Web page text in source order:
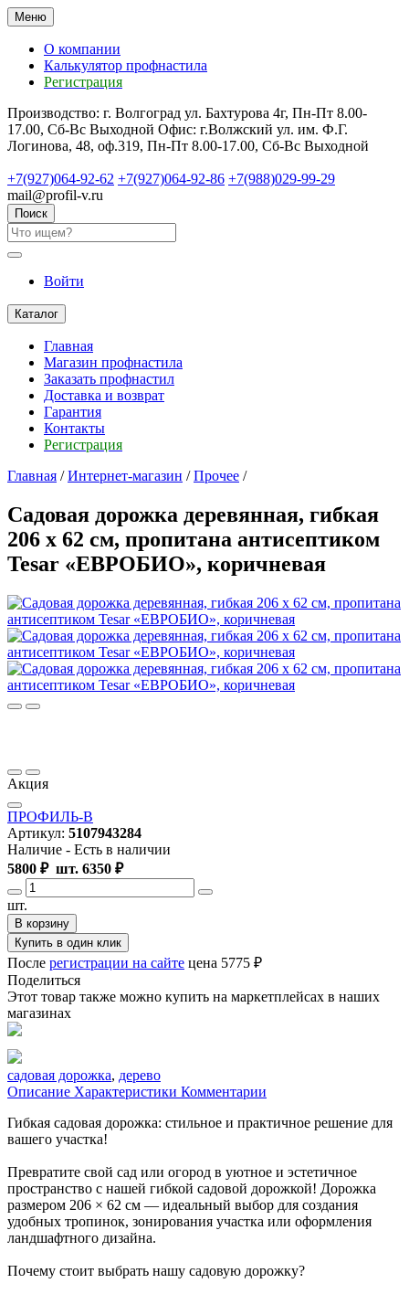
Меню
О компании
Калькулятор профнастила
Регистрация
Производство: г. Волгоград ул. Бахтурова 4г, Пн-Пт 8.00-
17.00, Сб-Вс Выходной Офис: г.Волжский ул. им. Ф.Г.
Логинова, 48, оф.319, Пн-Пт 8.00-17.00, Сб-Вс Выходной
+7(927)064-92-62 +7(927)064-92-86 +7(988)029-99-29
mail@profil-v.ru
Поиск
Войти
Каталог
Главная
Магазин профнастила
Заказать профнастил
Доставка и возврат
Гарантия
Контакты
Регистрация
Главная / Интернет-магазин / Прочее /
Садовая дорожка деревянная, гибкая
206 х 62 см, пропитана антисептиком
Tesar «ЕВРОБИО», коричневая
Акция
ПРОФИЛЬ-В
Артикул: 5107943284
Наличие - Есть в наличии
5800 ₽шт. 6350 ₽
шт.
В корзину
Купить в один клик
После регистрации на сайте цена 5775 ₽
Поделиться
Этот товар также можно купить на маркетплейсах в наших
магазинах
садовая дорожка, дерево
Описание Характеристики Комментарии
Гибкая садовая дорожка: стильное и практичное решение для
вашего участка!
Превратите свой сад или огород в уютное и эстетичное
пространство с нашей гибкой садовой дорожкой! Дорожка
размером 206 × 62 см — идеальный выбор для создания
удобных тропинок, зонирования участка или оформления
ландшафтного дизайна.
Почему стоит выбрать нашу садовую дорожку?